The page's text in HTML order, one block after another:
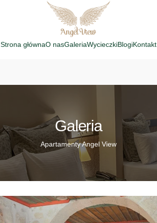
Strona głównaO nasGaleriaWycieczkiBlogiKontakt
Galeria
Apartamenty Angel View